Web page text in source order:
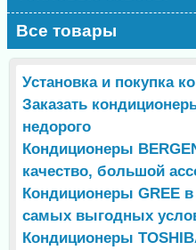
Все товары
Установка и покупка
Заказать
недорого
Кондиционеры
качество, большой
Кондиционеры GREE
самых выгодных
Кондиционеры